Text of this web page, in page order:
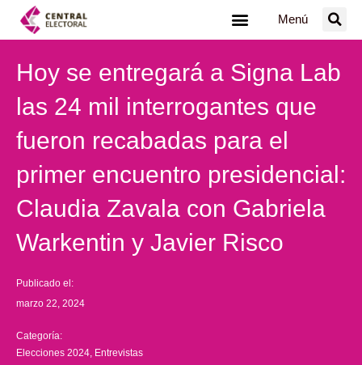
Menú
Hoy se entregará a Signa Lab
las 24 mil interrogantes que
fueron recabadas para el
primer encuentro presidencial:
Claudia Zavala con Gabriela
Warkentin y Javier Risco
Publicado el:
marzo 22, 2024
Categoría:
Elecciones 2024 Entrevistas